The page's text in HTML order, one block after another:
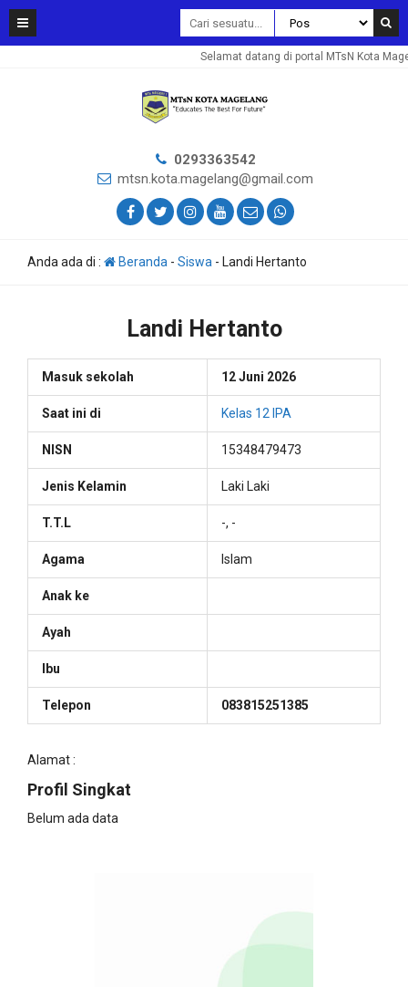
Selamat datang di portal MTsN Kota
0293363542
mtsn.kota.magelang@gmail.com
Anda ada di : Beranda - Siswa - Landi Hertanto
Landi Hertanto
Masuk sekolah 12 Juni 2026
Saat ini di Kelas 12 IPA
NISN 15348479473
Jenis Kelamin Laki Laki
T.T.L -, -
Agama Islam
Anak ke
Ayah
Ibu
Telepon 083815251385
Alamat :
Profil Singkat
Belum ada data